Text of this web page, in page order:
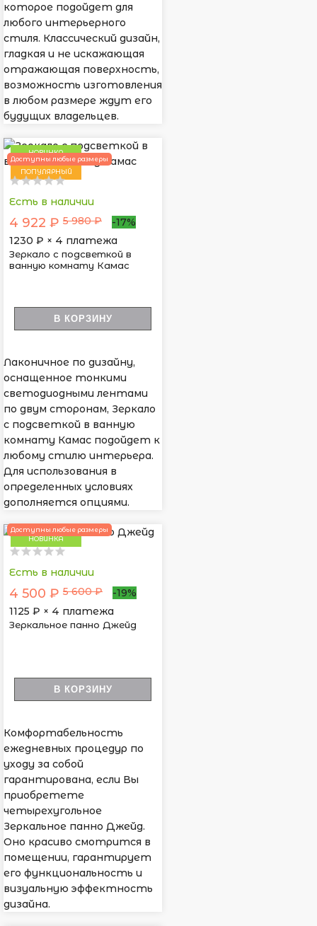
которое подойдет для
любого интерьерного
стиля. Классический дизайн,
гладкая и не искажающая
отражающая поверхность,
возможность изготовления
в любом размере ждут его
будущих владельцев.
НОВИНКА
ПОПУЛЯРНЫЙ
Доступны любые размеры
Есть в наличии
4 922 ₽ 5 980 ₽
-17%
1230 ₽ × 4 платежа
Зеркало с подсветкой в
ванную комнату Камас
В КОРЗИНУ
Лаконичное по дизайну,
оснащенное тонкими
светодиодными лентами
по двум сторонам, Зеркало
с подсветкой в ванную
комнату Камас подойдет к
любому стилю интерьера.
Для использования в
определенных условиях
дополняется опциями.
НОВИНКА
Доступны любые размеры
Есть в наличии
4 500 ₽ 5 600 ₽
-19%
1125 ₽ × 4 платежа
Зеркальное панно Джейд
В КОРЗИНУ
Комфортабельность
ежедневных процедур по
уходу за собой
гарантирована, если Вы
приобретете
четырехугольное
Зеркальное панно Джейд.
Оно красиво смотрится в
помещении, гарантирует
его функциональность и
визуальную эффектность
дизайна.